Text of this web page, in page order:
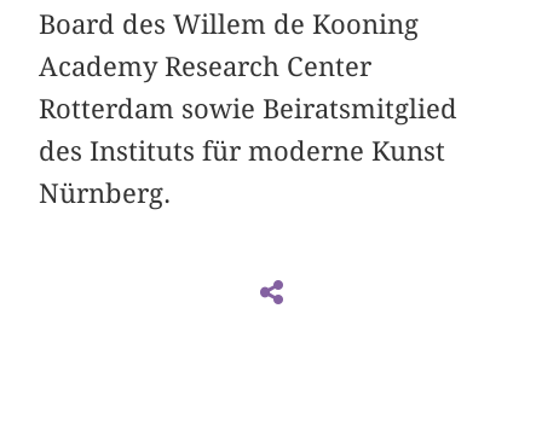
Board des Willem de Kooning
Academy Research Center
Rotterdam sowie Beiratsmitglied
des Instituts für moderne Kunst
Nürnberg.